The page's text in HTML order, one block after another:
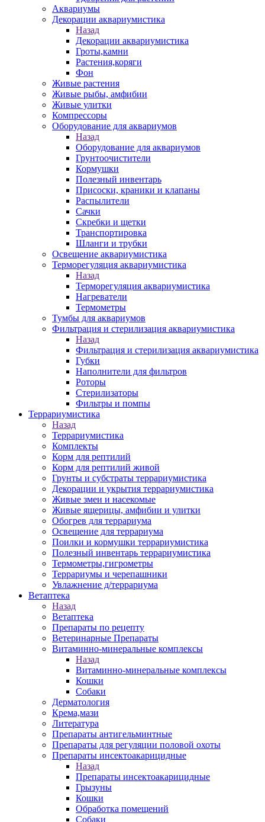
Аквариумы
Декорации аквариумистика
Назад
Декорации аквариумистика
Гроты,камни
Растения,коряги
Фон
Живые растения
Живые рыбы, амфибии
Живые улитки
Компрессоры
Оборудование для аквариумов
Назад
Оборудование для аквариумов
Грунтоочистители
Кормушки
Полезный инвентарь
Присоски, краники и клапаны
Распылители
Сачки
Скребки и щетки
Транспортировка
Шланги и трубки
Освещение аквариумистика
Терморегуляция аквариумистика
Назад
Терморегуляция аквариумистика
Нагреватели
Термометры
Тумбы для аквариумов
Фильтрация и стерилизация аквариумистика
Назад
Фильтрация и стерилизация аквариумистика
Губки
Наполнители для фильтров
Роторы
Стерилизаторы
Фильтры и помпы
Террариумистика
Назад
Террариумистика
Комплекты
Корм для рептилий
Корм для рептилий живой
Грунты и субстраты террариумистика
Декорации и укрытия террариумистика
Живые змеи и насекомые
Живые ящерицы, амфибии и улитки
Обогрев для террариума
Освещение для террариума
Поилки и кормушки террариумистика
Полезный инвентарь террариумистика
Термометры,гигрометры
Террариумы и черепашники
Увлажнение д/террариума
Ветаптека
Назад
Ветаптека
Препараты по рецепту
Ветеринарные Препараты
Витаминно-минеральные комплексы
Назад
Витаминно-минеральные комплексы
Кошки
Собаки
Дерматология
Крема,мази
Литература
Препараты антигельминтные
Препараты для регуляции половой охоты
Препараты инсектоакарицидные
Назад
Препараты инсектоакарицидные
Грызуны
Кошки
Обработка помещений
Собаки